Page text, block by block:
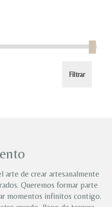
Filtrar
arte de crear artesanalmente
Queremos formar parte
momentos infinitos contigo.